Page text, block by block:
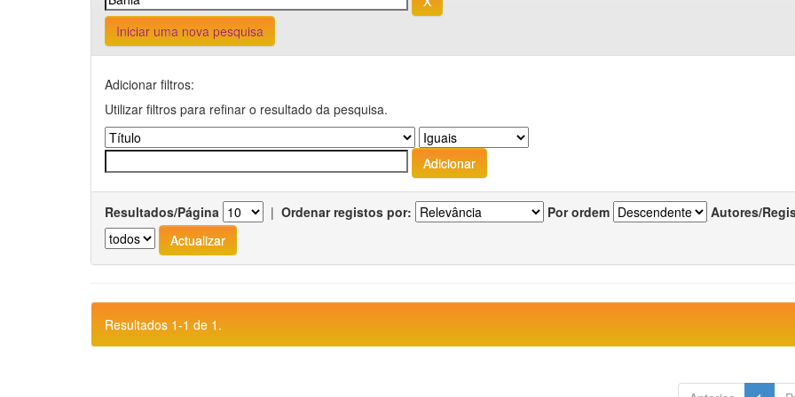
Iniciar uma nova pesquisa
Adicionar filtros:
Utilizar filtros para refinar o resultado da pesquisa.
Resultados/Página | Ordenar registos por: Por ordem Autores/
Resultados 1-1 de 1.